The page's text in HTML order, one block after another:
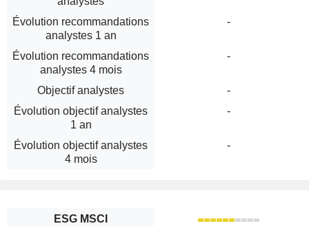
Évolution recommandations
analystes 1 an
-
Évolution recommandations
analystes 4 mois
-
Objectif analystes
-
Évolution objectif analystes
1 an
-
Évolution objectif analystes
4 mois
-
ESG MSCI